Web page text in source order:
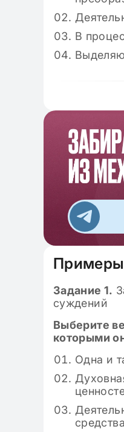
В
Примеры
Задание 1.
суждений
Выберите
которыми
Одна и